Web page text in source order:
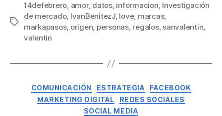
14defebrero, amor, datos, informacion, Investigación
de mercado, IvanBenitezJ, love, marcas,
markapasos, origen, personas, regalos, sanvalentin,
valentin
COMUNICACIÓN ESTRATEGIA
FACEBOOK
MARKETING DIGITAL
REDES SOCIALES
SOCIAL MEDIA